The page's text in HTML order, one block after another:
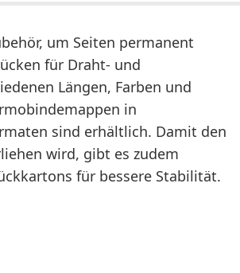
um Seiten permanent
für Draht- und
Längen, Farben und
in
sind erhältlich. Damit den
wird, gibt es zudem
für bessere Stabilität.